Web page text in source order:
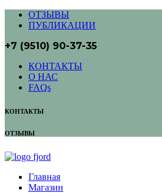
ОТЗЫВЫ
ПУБЛИКАЦИИ
+7 (9510) 90-37-35
КОНТАКТЫ
О НАС
FAQs
КОНТАКТЫ
ОТЗЫВЫ
Главная
Магазин